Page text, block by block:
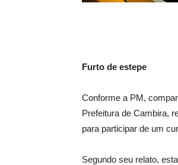
Furto de estepe
Conforme a PM,
Prefeitura de Cambira,
para participar de um
Segundo seu relato,